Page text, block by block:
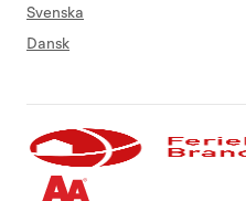
Svenska
Dansk